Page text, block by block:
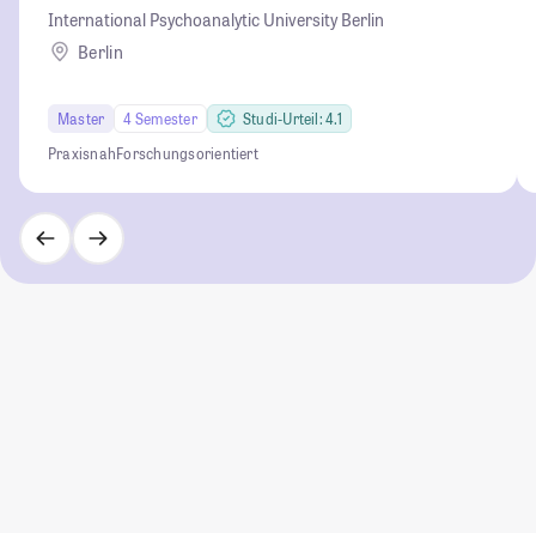
International Psychoanalytic University Berlin
Berlin
Master 4 Semester
Studi-Urteil: 4.1
PraxisnahForschungsorientiert